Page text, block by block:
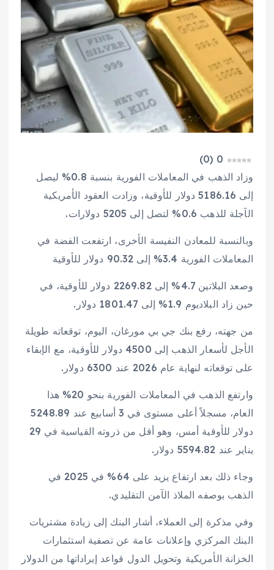
0
(
0
)
وزاد الذهب في المعاملات الفورية بنسبة 0.8% ليصل
إلى 5186.16 دولار للأوقية، وزادت العقود الأمريكية
الآجلة للذهب 0.6% لتصل إلى 5205 دولارات.
وبالنسبة للمعادن النفيسة الأخرى، ارتفعت الفضة في
المعاملات الفورية ‌3.4% إلى 90.32 دولار للأوقية
وصعد البلاتين 4.7% إلى 2269.82 دولار للأوقية، في
حين زاد البلاديوم 1.9% إلى 1801.47 دولار.
من جهته، رفع بنك جي بي مورغان، اليوم، توقعاته طويلة
الأجل لأسعار الذهب إلى 4500 دولار للأوقية، مع الإبقاء
على توقعاته لنهاية عام 2026 عند 6300 دولار.
وارتفع الذهب في المعاملات الفورية بنحو 20% هذا
العام، مسجلاً أعلى مستوى في 3 أسابيع عند 5248.89
دولار للأوقية أمس، وهو أقل من ذروته القياسية في 29
يناير عند 5594.82 دولار.
وجاء ذلك بعد ارتفاع يزيد على 64% في 2025 في
الذهب بوصفه الملاذ الآمن التقليدي.
وفي مذكرة إلى العملاء، أشار البنك إلى زيادة مشتريات
البنك المركزي وإعلانات عامة عن تصفية استثمارات
الخزانة الأمريكية وتحويل الدول قواعد إيراداتها من الدولار